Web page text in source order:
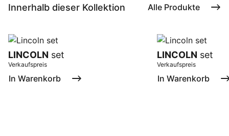
Innerhalb dieser Kollektion Alle Produkte
LINCOLN set
Verkaufspreis
In Warenkorb
LINCOLN set
Verkaufspreis
In Warenkorb